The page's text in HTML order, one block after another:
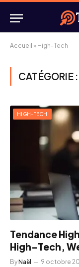
Accueil » High-Tech
CATÉGORIE :
HIGH-TECH
Tendance
High-Tech,
ByNaël 9 octobre